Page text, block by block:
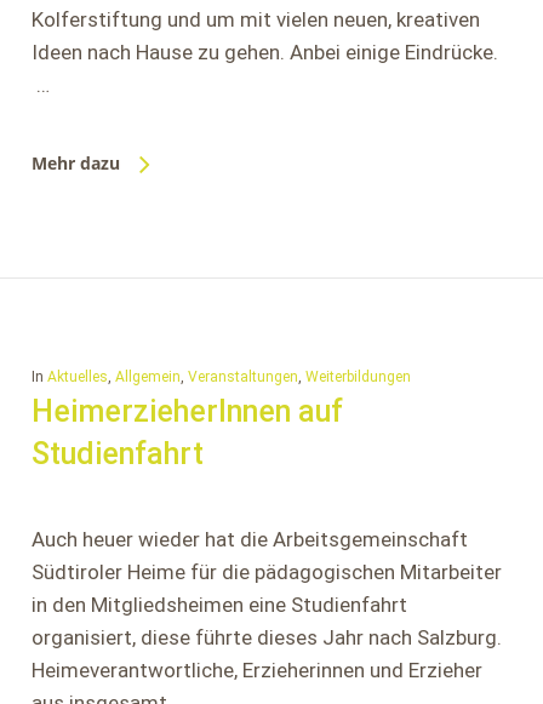
Kolferstiftung und um mit vielen neuen, kreativen
Ideen nach Hause zu gehen. Anbei einige Eindrücke.
…
Mehr dazu
In Aktuelles, Allgemein, Veranstaltungen, Weiterbildungen
HeimerzieherInnen auf
Studienfahrt
Auch heuer wieder hat die Arbeitsgemeinschaft
Südtiroler Heime für die pädagogischen Mitarbeiter
in den Mitgliedsheimen eine Studienfahrt
organisiert, diese führte dieses Jahr nach Salzburg.
Heimeverantwortliche, Erzieherinnen und Erzieher